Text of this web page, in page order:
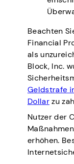
Beachten
Financial
als
Block, Inc.
Geldstrafe
Dollarzu
Nutzer der
erhöhen.